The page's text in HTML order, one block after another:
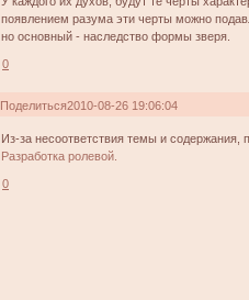
появлением разума эти черты можно
но основный - наследство формы зверя.
0
Поделиться2010-08-26 19:06:04
Из-за несоответствия темы и содержания,
Разработка ролевой.
0